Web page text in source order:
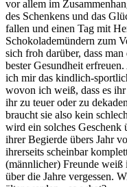
vor allem im
des Schenkens und das
fallen und einen Tag mit
Schokolademündern zum
sich froh darüber, dass
bester Gesundheit
ich mir das kindlich-
wovon ich weiß, dass es
ihr zu teuer oder zu
braucht sie also kein
wird ein solches Geschenk
ihrer Begierde übers Jahr
ihrerseits scheinbar
(männlicher) Freunde weiß
über die Jahre vergessen.